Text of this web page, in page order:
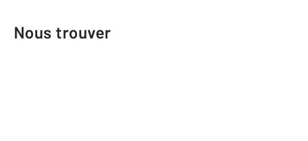
Nous trouver